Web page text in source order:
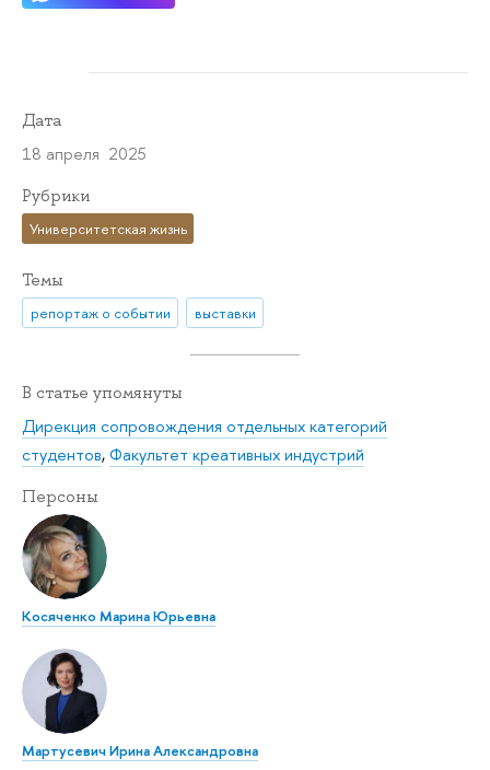
Дата
18 апреля 2025
Рубрики
Университетская жизнь
Темы
репортаж о событии выставки
В статье упомянуты
Дирекция сопровождения отдельных категорий
студентов,Факультет креативных индустрий
Персоны
Косяченко Марина Юрьевна
Мартусевич Ирина Александровна